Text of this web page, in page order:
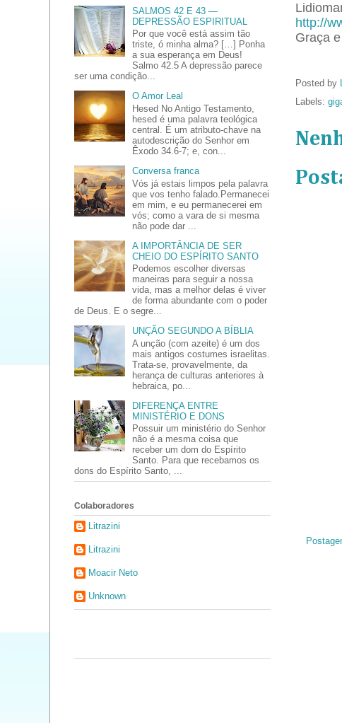
http://
Graça
Posted by
Labels:
SALMOS 42 E 43 —
DEPRESSÃO ESPIRITUAL
Por que você está assim tão
triste, ó minha alma? […] Ponha
a sua esperança em Deus!
Salmo 42.5 A depressão parece
ser uma condição...
O Amor Leal
Hesed No Antigo Testamento,
hesed é uma palavra teológica
central. É um atributo-chave na
autodescrição do Senhor em
Êxodo 34.6-7; e, con...
Conversa franca
Vós já estais limpos pela palavra
que vos tenho falado.Permanecei
em mim, e eu permanecerei em
vós; como a vara de si mesma
não pode dar ...
A IMPORTÂNCIA DE SER
CHEIO DO ESPÍRITO SANTO
Podemos escolher diversas
maneiras para seguir a nossa
vida, mas a melhor delas é viver
de forma abundante com o poder
de Deus. E o segre...
UNÇÃO SEGUNDO A BÍBLIA
A unção (com azeite) é um dos
mais antigos costumes israelitas.
Trata-se, provavelmente, da
herança de culturas anteriores à
hebraica, po...
DIFERENÇA ENTRE
MINISTÉRIO E DONS
Possuir um ministério do Senhor
não é a mesma coisa que
receber um dom do Espírito
Santo. Para que recebamos os
dons do Espírito Santo, ...
Colaboradores
Litrazini
Litrazini
Moacir Neto
Unknown